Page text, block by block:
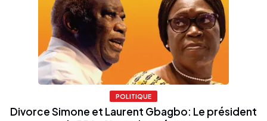
POLITIQUE
Divorce Simone et Laurent Gbagbo: Le président